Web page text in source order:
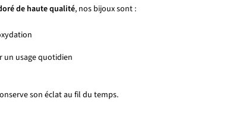
de haute qualité, nos bijoux sont :
un usage quotidien
son éclat au fil du temps.